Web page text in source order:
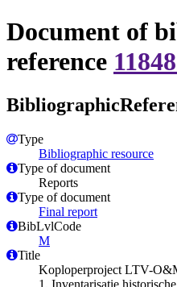
Document of
reference
Type
Bibliographic resource
Type of document
Reports
Type of document
Final report
BibLvlCode
M
Title
Koploperproject LTV-
1. Inventarisatie